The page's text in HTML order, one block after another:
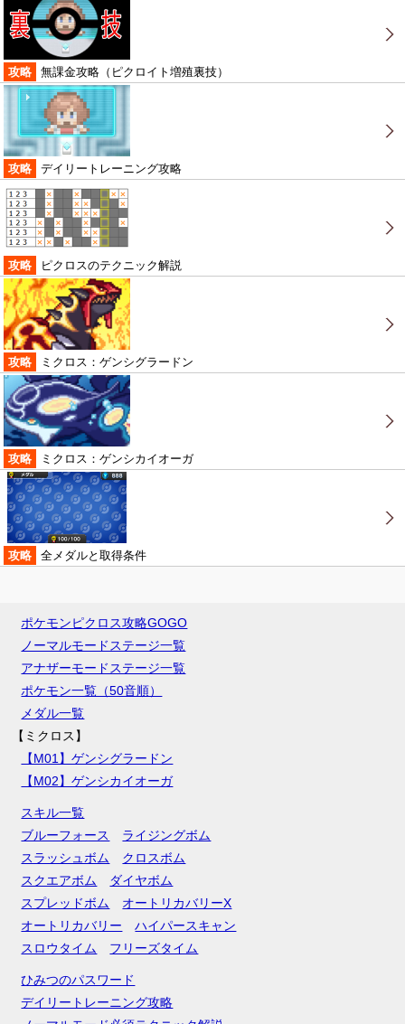
攻略 無課金攻略（ピクロイト増殖裏技）
攻略 デイリートレーニング攻略
攻略 ピクロスのテクニック解説
攻略 ミクロス：ゲンシグラードン
攻略 ミクロス：ゲンシカイオーガ
攻略 全メダルと取得条件
ポケモンピクロス攻略GOGO
ノーマルモードステージ一覧
アナザーモードステージ一覧
ポケモン一覧（50音順）
メダル一覧
【ミクロス】
【M01】ゲンシグラードン
【M02】ゲンシカイオーガ
スキル一覧
ブルーフォース
ライジングボム
スラッシュボム
クロスボム
スクエアボム
ダイヤボム
スプレッドボム
オートリカバリーX
オートリカバリー
ハイパースキャン
スロウタイム
フリーズタイム
ひみつのパスワード
デイリートレーニング攻略